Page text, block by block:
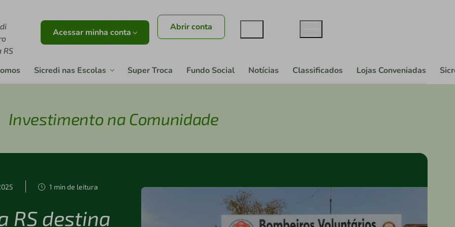
RS
Acessar minha conta Abrir conta
Sicredi nas Escolas Super Troca Fundo Social Notícias Classificados Lojas Conveniadas
Investimento na Comunidade
1 min de leitura
RS destina